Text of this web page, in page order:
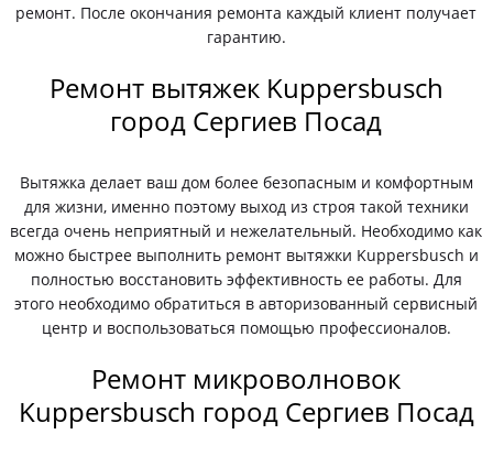
ремонт. После окончания ремонта каждый клиент получает
гарантию.
Ремонт вытяжек Kuppersbusch
город Сергиев Посад
Вытяжка делает ваш дом более безопасным и комфортным
для жизни, именно поэтому выход из строя такой техники
всегда очень неприятный и нежелательный. Необходимо как
можно быстрее выполнить ремонт вытяжки Kuppersbusch и
полностью восстановить эффективность ее работы. Для
этого необходимо обратиться в авторизованный сервисный
центр и воспользоваться помощью профессионалов.
Ремонт микроволновок
Kuppersbusch город Сергиев Посад